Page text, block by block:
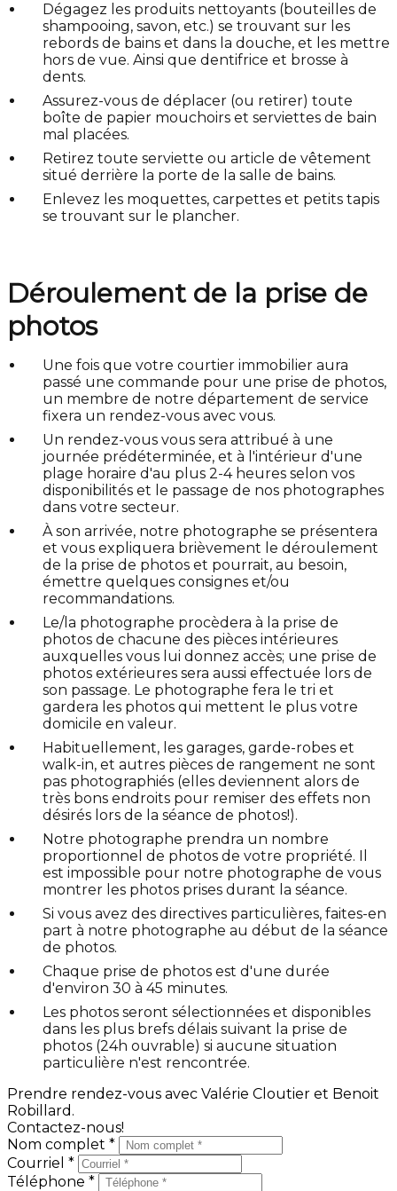
Dégagez les produits nettoyants (bouteilles de
shampooing, savon, etc.) se trouvant sur les
rebords de bains et dans la douche, et les mettre
hors de vue. Ainsi que dentifrice et brosse à
dents.
Assurez-vous de déplacer (ou retirer) toute
boîte de papier mouchoirs et serviettes de bain
mal placées.
Retirez toute serviette ou article de vêtement
situé derrière la porte de la salle de bains.
Enlevez les moquettes, carpettes et petits tapis
se trouvant sur le plancher.
Déroulement de la prise de
photos
Une fois que votre courtier immobilier aura
passé une commande pour une prise de photos,
un membre de notre département de service
fixera un rendez-vous avec vous.
Un rendez-vous vous sera attribué à une
journée prédéterminée, et à l'intérieur d'une
plage horaire d'au plus 2-4 heures selon vos
disponibilités et le passage de nos photographes
dans votre secteur.
À son arrivée, notre photographe se présentera
et vous expliquera brièvement le déroulement
de la prise de photos et pourrait, au besoin,
émettre quelques consignes et/ou
recommandations.
Le/la photographe procèdera à la prise de
photos de chacune des pièces intérieures
auxquelles vous lui donnez accès; une prise de
photos extérieures sera aussi effectuée lors de
son passage. Le photographe fera le tri et
gardera les photos qui mettent le plus votre
domicile en valeur.
Habituellement, les garages, garde-robes et
walk-in, et autres pièces de rangement ne sont
pas photographiés (elles deviennent alors de
très bons endroits pour remiser des effets non
désirés lors de la séance de photos!).
Notre photographe prendra un nombre
proportionnel de photos de votre propriété. Il
est impossible pour notre photographe de vous
montrer les photos prises durant la séance.
Si vous avez des directives particulières, faites-en
part à notre photographe au début de la séance
de photos.
Chaque prise de photos est d'une durée
d'environ 30 à 45 minutes.
Les photos seront sélectionnées et disponibles
dans les plus brefs délais suivant la prise de
photos (24h ouvrable) si aucune situation
particulière n'est rencontrée.
Prendre rendez-vous avec Valérie Cloutier et Benoit
Robillard.
Contactez-nous!
Nom complet *
Courriel *
Téléphone *